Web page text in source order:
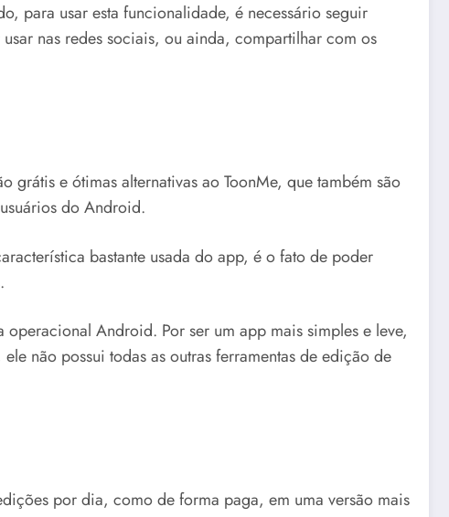
para usar esta funcionalidade, é necessário seguir
nas redes sociais, ou ainda, compartilhar com os
grátis e ótimas alternativas ao ToonMe, que também são
do Android.
bastante usada do app, é o fato de poder
Android. Por ser um app mais simples e leve,
não possui todas as outras ferramentas de edição de
por dia, como de forma paga, em uma versão mais